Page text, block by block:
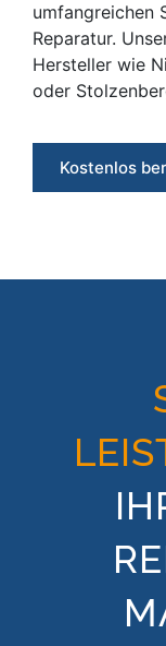
umfangreichen
Reparatur.
Hersteller wie
oder
Kostenlos